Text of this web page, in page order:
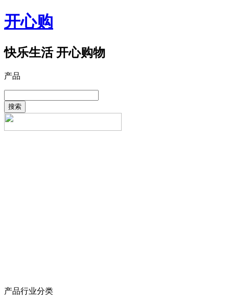
开心购
快乐生活 开心购物
产品
搜索
产品行业分类